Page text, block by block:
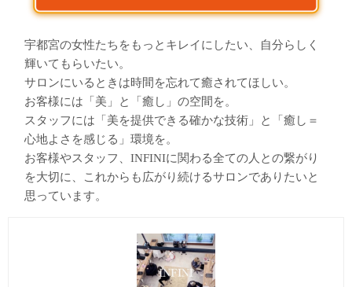
宇都宮の女性たちをもっとキレイにしたい、自分らしく
輝いてもらいたい。
サロンにいるときは時間を忘れて癒されてほしい。
お客様には「美」と「癒し」の空間を。
スタッフには「美を提供できる確かな技術」と「癒し＝
心地よさを感じる」環境を。
お客様やスタッフ、INFINIに関わる全ての人との繋がり
を大切に、これからも広がり続けるサロンでありたいと
思っています。